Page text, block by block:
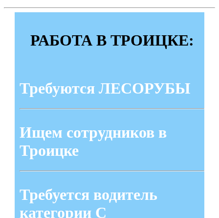
РАБОТА В ТРОИЦКЕ:
Требуются ЛЕСОРУБЫ
Ищем сотрудников в
Троицке
Требуется водитель
категории С